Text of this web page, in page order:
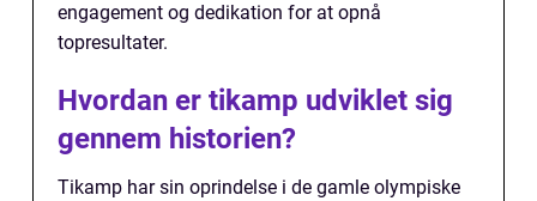
engagement og dedikation for at opnå
topresultater.
Hvordan er tikamp udviklet sig
gennem historien?
Tikamp har sin oprindelse i de gamle olympiske